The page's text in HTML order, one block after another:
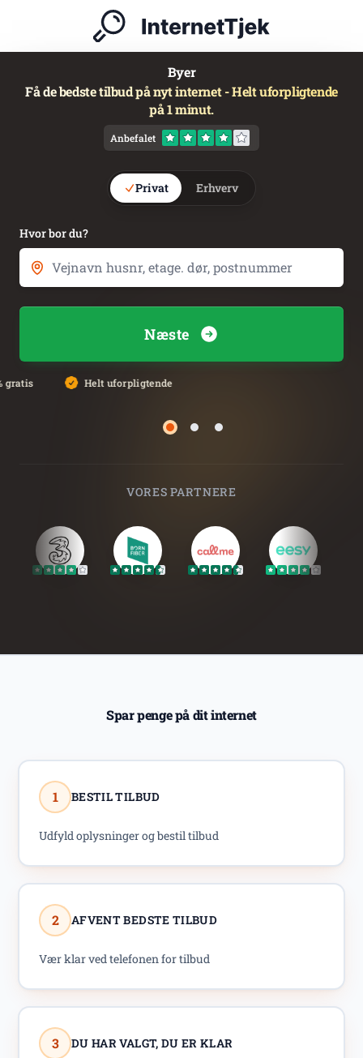
Byer
Få de bedste tilbud på nyt internet - Helt uforpligtende
på 1 minut.
Anbefalet
Privat Erhverv
Hvor bor du?
Næste
gratis Helt uforpligtende
Side 1Side 2Side 3
VORES PARTNERE
Spar penge på dit internet
1 BESTIL TILBUD
Udfyld oplysninger og bestil tilbud
2 AFVENT BEDSTE TILBUD
Vær klar ved telefonen for tilbud
3 DU HAR VALGT, DU ER KLAR